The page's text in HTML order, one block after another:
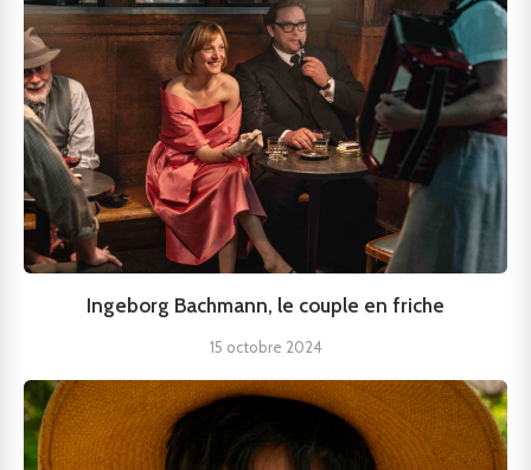
Ingeborg Bachmann, le couple en friche
15 octobre 2024